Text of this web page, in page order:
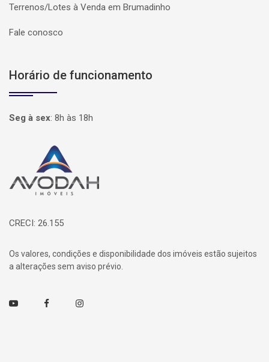
Terrenos/Lotes à Venda em Brumadinho
Fale conosco
Horário de funcionamento
Seg à sex: 8h às 18h
Página inicial
CRECI: 26.155
Os valores, condições e disponibilidade dos imóveis estão sujeitos
a alterações sem aviso prévio.
Youtube FacebookInstagram